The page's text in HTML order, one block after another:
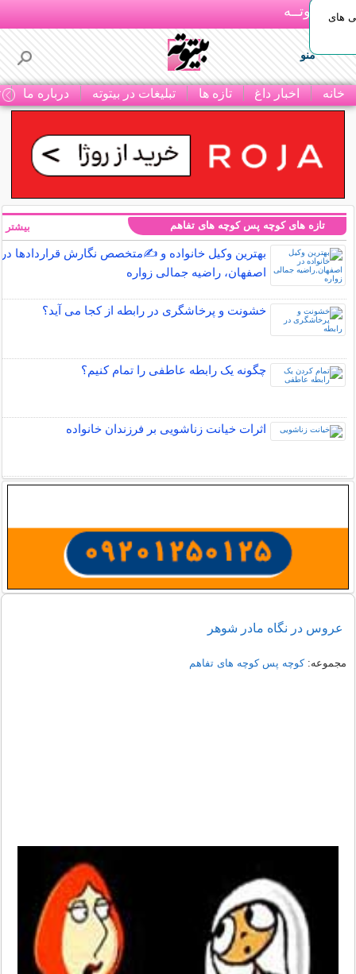
بـیتوتــه
منو
خانه اخبار داغ تازه ها تبلیغات در بیتوته درباره ما
های
تازه های کوچه پس کوچه های تفاهم
بهترین وکیل خانواده و ✍️متخصص نگارش قراردادها در
اصفهان، راضیه جمالی زواره
خشونت و پرخاشگری در رابطه از کجا می آید؟
چگونه یک رابطه عاطفی را تمام کنیم؟
اثرات خیانت زناشویی بر فرزندان خانواده
بیشتر
عروس در نگاه مادر شوهر
مجموعه:کوچه پس کوچه های تفاهم